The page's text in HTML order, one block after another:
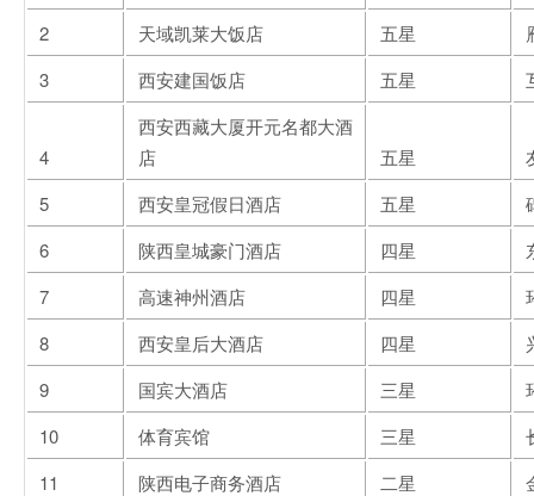
2
天域凯莱大饭店 五星
3
西安建国饭店 五星
4
西安西藏大厦开元名都大酒
店
五星
5
西安皇冠假日酒店 五星
6
陕西皇城豪门酒店 四星
7
高速神州酒店 四星
8
西安皇后大酒店 四星
9
国宾大酒店 三星
10
体育宾馆 三星
11
陕西电子商务酒店 二星